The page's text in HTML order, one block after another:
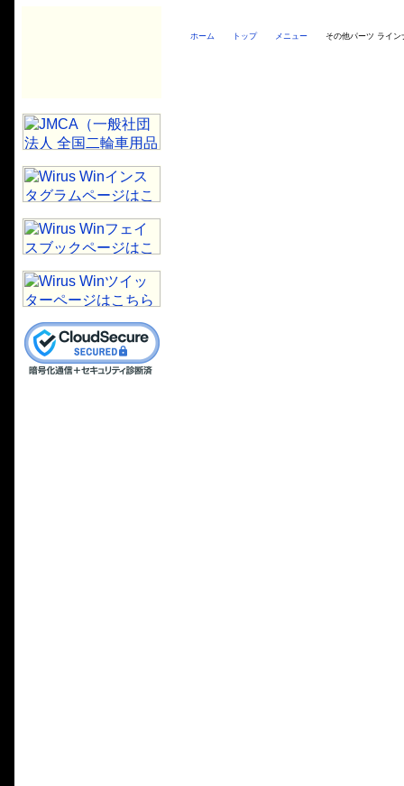
ホーム トップ メニュー その他パーツ ライン